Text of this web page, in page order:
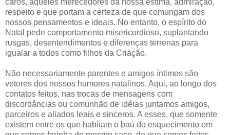
respeito e que portam a certeza de que comungam dos
nossos pensamentos e ideais. No entanto, o espírito do
Natal pede comportamento misericordioso, suplantando
rusgas, desentendimentos e diferenças terrenas para
igualar a todos como filhos da Criação.
Não necessariamente parentes e amigos íntimos são
vetores dos nossos humores natalinos. Aqui, ao longo dos
contatos feitos, nas trocas de mensagens com
discordâncias ou comunhão de idéias juntamos amigos,
parceiros e aliados leais e sinceros. A esses, que somente
existem entre os que habitam o baú do esquecimento em